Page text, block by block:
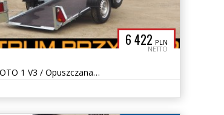
6 422 PLN
NETTO
Roadster MOTO 1 V3 / Opuszczana / DMC: 750 KG